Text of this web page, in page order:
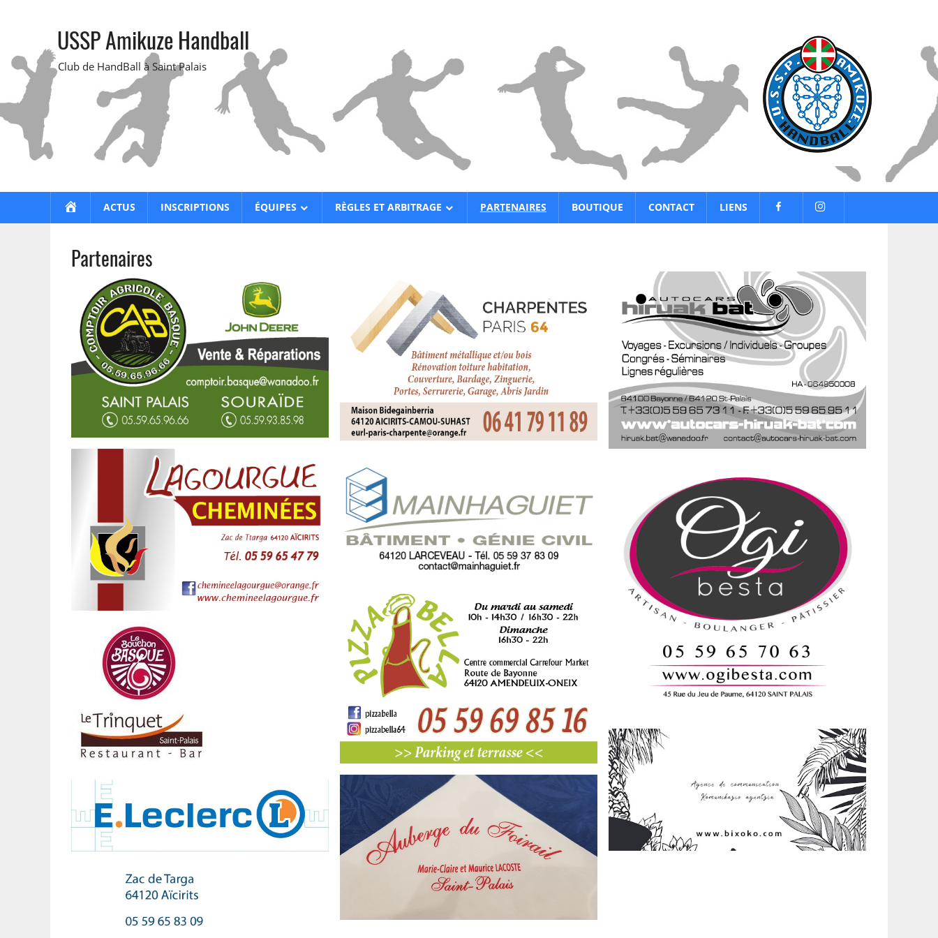
USSP Amikuze Handball
Club de HandBall à Saint Palais
ACCUEILACTUS INSCRIPTIONS ÉQUIPES RÈGLES ET ARBITRAGE PARTENAIRES BOUTIQUE CONTACT LIENS
Partenaires